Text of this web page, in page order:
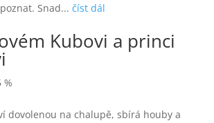
Snad... číst dál
Kubovi a princi
%
dovolenou na chalupě, sbírá houby a